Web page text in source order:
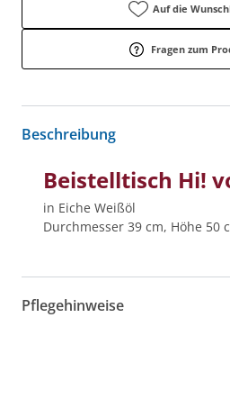
Auf die
Fragen zum
Beschreibung
Beistelltisch Hi!
in Eiche Weißöl
Durchmesser 39 cm, Höhe 50
Pflegehinweise